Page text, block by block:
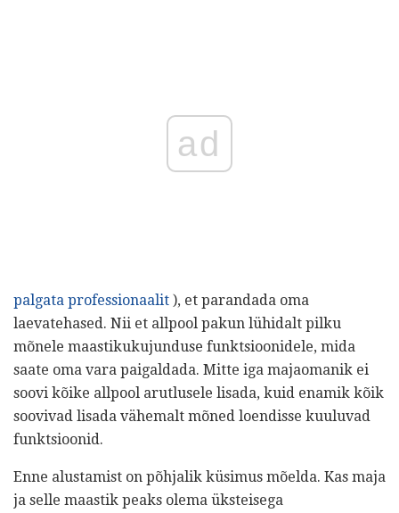
ad
palgata professionaalit ), et parandada oma
laevatehased. Nii et allpool pakun lühidalt pilku
mõnele maastikukujunduse funktsioonidele, mida
saate oma vara paigaldada. Mitte iga majaomanik ei
soovi kõike allpool arutlusele lisada, kuid enamik kõik
soovivad lisada vähemalt mõned loendisse kuuluvad
funktsioonid.
Enne alustamist on põhjalik küsimus mõelda. Kas maja
ja selle maastik peaks olema üksteisega